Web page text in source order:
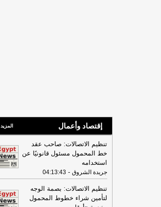
إقتصاد وأعمال المزيد
تنظيم الاتصالات: صاحب عقد
خط المحمول مسئول قانونيًا عن
استخدامه
جريدة الشروق -
04:13:43
تنظيم الاتصالات: بصمة الوجه
لتأمين شراء خطوط المحمول